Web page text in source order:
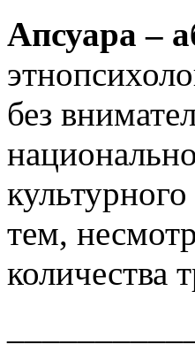
Апсуара –
без
тем,
количества